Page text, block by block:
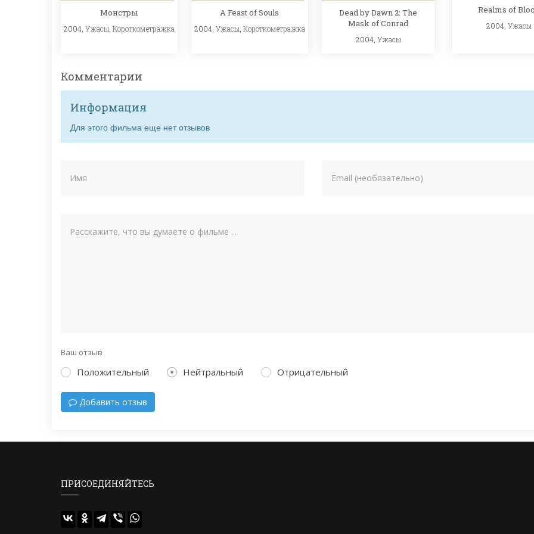
Монстры
2004, Ужасы, Короткометражка
A Feast of Souls
2004, Ужасы, Короткометражка
Dead by Dawn 2: The
Mask of Conrad
2004, Ужасы
Realms of
2004, Ужасы
Комментарии
Информация
Для этого фильма еще нет отзывов
Ваш отзыв
Положительный Нейтральный Отрицательный
Добавить отзыв
ПРИСОЕДИНЯЙТЕСЬ